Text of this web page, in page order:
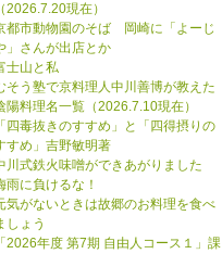
（2026.7.20現在）
都市動物園のそば 岡崎に「よーじ
」さんが出店とか
士山と私
そう塾で京料理人中川善博が教えた
陽料理名一覧（2026.7.10現在）
「四毒抜きのすすめ」と「四得摂りの
すめ」吉野敏明著
川式鉄火味噌ができあがりました
雨に負けるな！
気がないときは故郷のお料理を食べ
しょう
「2026年度 第7期 自由人コース１」課